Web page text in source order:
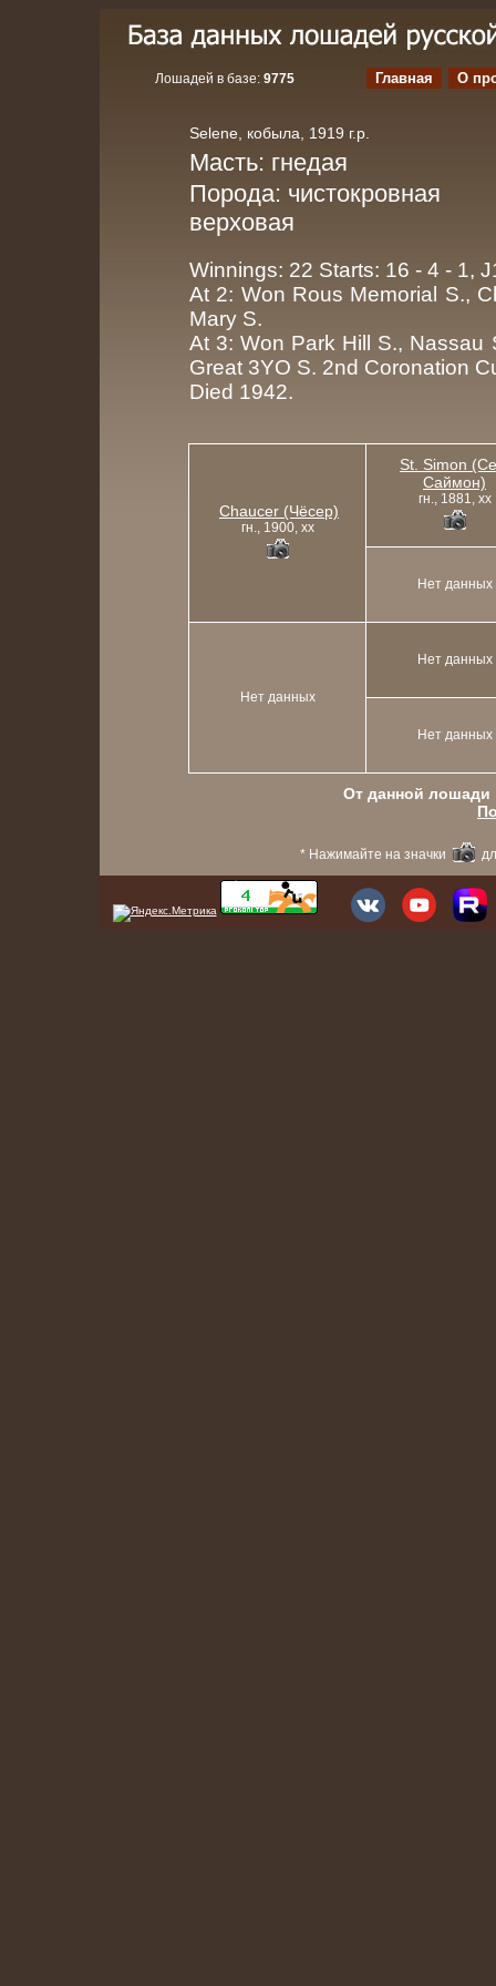
Лошадей в базе: 9775 Главная О
Selene, кобыла, 1919 г.р.
Масть: гнедая
Порода: чистокровная
верховая
Winnings: 22 Starts: 16 - 4 - 1,
At 2: Won Rous Memorial S.,
Mary S.
At 3: Won Park Hill S., Nassau
Great 3YO S. 2nd Coronation
Died 1942.
Chaucer (Чёсер)
гн., 1900, xx
St. Simon
Саймон)
гн., 1881, xx
Нет данных
Нет данных
Нет данных
Нет данных
От данной лошади
* Нажимайте на значки